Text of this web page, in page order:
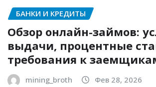
БАНКИ И КРЕДИТЫ
Обзор онлайн-займов:
выдачи, процентные
требования к
mining_broth Фев 28, 2026